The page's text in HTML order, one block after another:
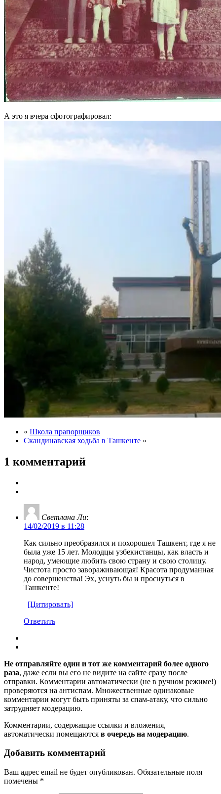
А это я вчера сфотографировал:
« Школа прапорщиков
Скандинавская ходьба в Ташкенте »
1 комментарий
Светлана Ли:
14/02/2019 в 11:28
Как сильно преобразился и похорошел Ташкент, где я не
была уже 15 лет. Молодцы узбекистанцы, как власть и
народ, умеющие любить свою страну и свою столицу.
Чистота просто завораживающая! Красота продуманная
до совершенства! Эх, уснуть бы и проснуться в
Ташкенте!
[Цитировать]
Ответить
Не отправляйте один и тот же комментарий более одного
раза, даже если вы его не видите на сайте сразу после
отправки. Комментарии автоматически (не в ручном режиме!)
проверяются на антиспам. Множественные одинаковые
комментарии могут быть приняты за спам-атаку, что сильно
затрудняет модерацию.
Комментарии, содержащие ссылки и вложения,
автоматически помещаются в очередь на модерацию.
Добавить комментарий
Ваш адрес email не будет опубликован. Обязательные поля
помечены *